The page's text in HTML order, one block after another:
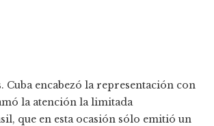
encabezó la representación con
la atención la limitada
que en esta ocasión sólo emitió un